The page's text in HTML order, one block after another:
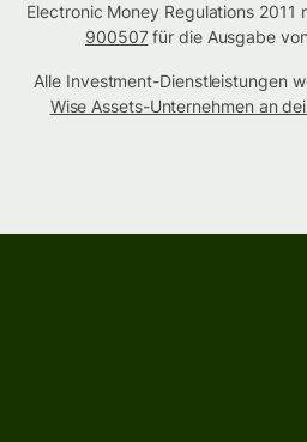
Electronic Money Regulations 2011
900507für die Ausgabe
Alle Investment-Dienstleistungen
Wise Assets-Unternehmen an